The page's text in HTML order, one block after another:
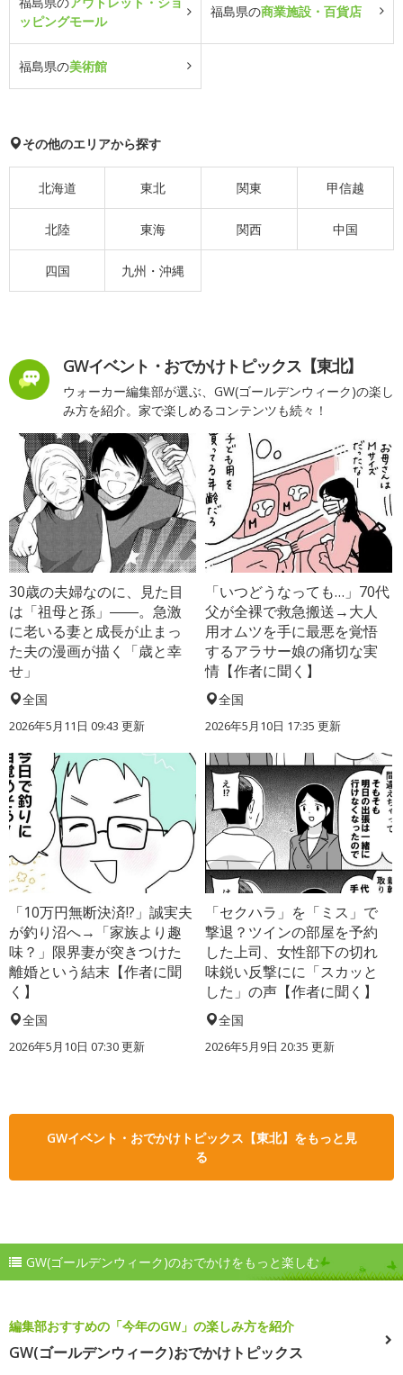
ッピングモール
福島県の商業施設・百貨店
福島県の美術館
その他のエリアから探す
北海道 東北 関東 甲信越
北陸 東海 関西 中国
四国 九州・沖縄
GWイベント・おでかけトピックス【東北】
ウォーカー編集部が選ぶ、GW(ゴールデンウィーク)の楽し
み方を紹介。家で楽しめるコンテンツも続々！
30歳の夫婦なのに、見た目
は「祖母と孫」――。急激
に老いる妻と成長が止まっ
た夫の漫画が描く「歳と幸
せ」
全国
2026年5月11日 09:43 更新
「いつどうなっても…」70代
父が全裸で救急搬送→大人
用オムツを手に最悪を覚悟
するアラサー娘の痛切な実
情【作者に聞く】
全国
2026年5月10日 17:35 更新
「10万円無断決済!?」誠実夫
が釣り沼へ→「家族より趣
味？」限界妻が突きつけた
離婚という結末【作者に聞
く】
全国
2026年5月10日 07:30 更新
「セクハラ」を「ミス」で
撃退？ツインの部屋を予約
した上司、女性部下の切れ
味鋭い反撃にに「スカッと
した」の声【作者に聞く】
全国
2026年5月9日 20:35 更新
GWイベント・おでかけトピックス【東北】をもっと見
る
GW(ゴールデンウィーク)のおでかけをもっと楽しむ
編集部おすすめの「今年のGW」の楽しみ方を紹介
GW(ゴールデンウィーク)おでかけトピックス